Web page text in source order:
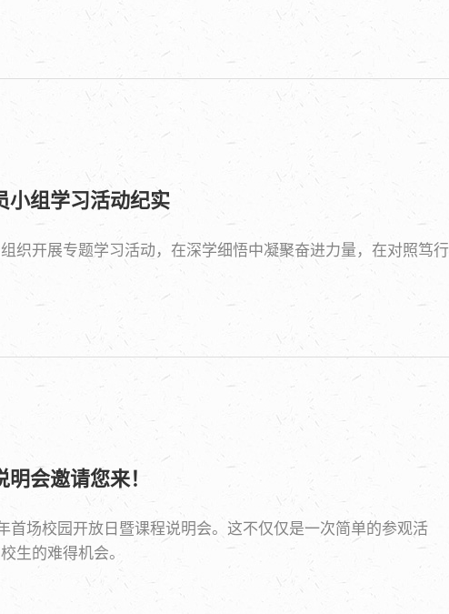
小组学习活动纪实
织开展专题学习活动，在深学细悟中凝聚奋进力量，在对照笃行
会邀请您来！
首场校园开放日暨课程说明会。这不仅仅是一次简单的参观活
生的难得机会。